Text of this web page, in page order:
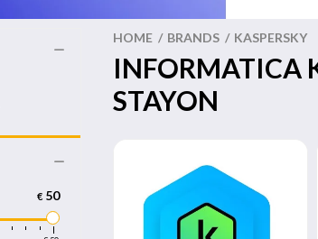
HOME / BRANDS / KASPERSKY
INFORMATICA
STAYON
€50